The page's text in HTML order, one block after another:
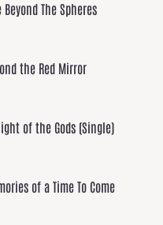
The Spheres
the Red Mirror
of the Gods (Single)
of a Time To Come